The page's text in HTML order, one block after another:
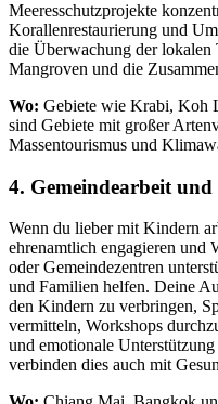
Meeresschutzprojekte
Korallenrestaurierung und
die Überwachung der
Mangroven und die
Wo: Gebiete wie Krabi, Koh
sind Gebiete mit großer
Massentourismus und
4. Gemeindearbeit
Wenn du lieber mit Kindern
ehrenamtlich engagieren und
oder Gemeindezentren
und Familien helfen. Deine
den Kindern zu verbringen,
vermitteln, Workshops
und emotionale
verbinden dies auch mit